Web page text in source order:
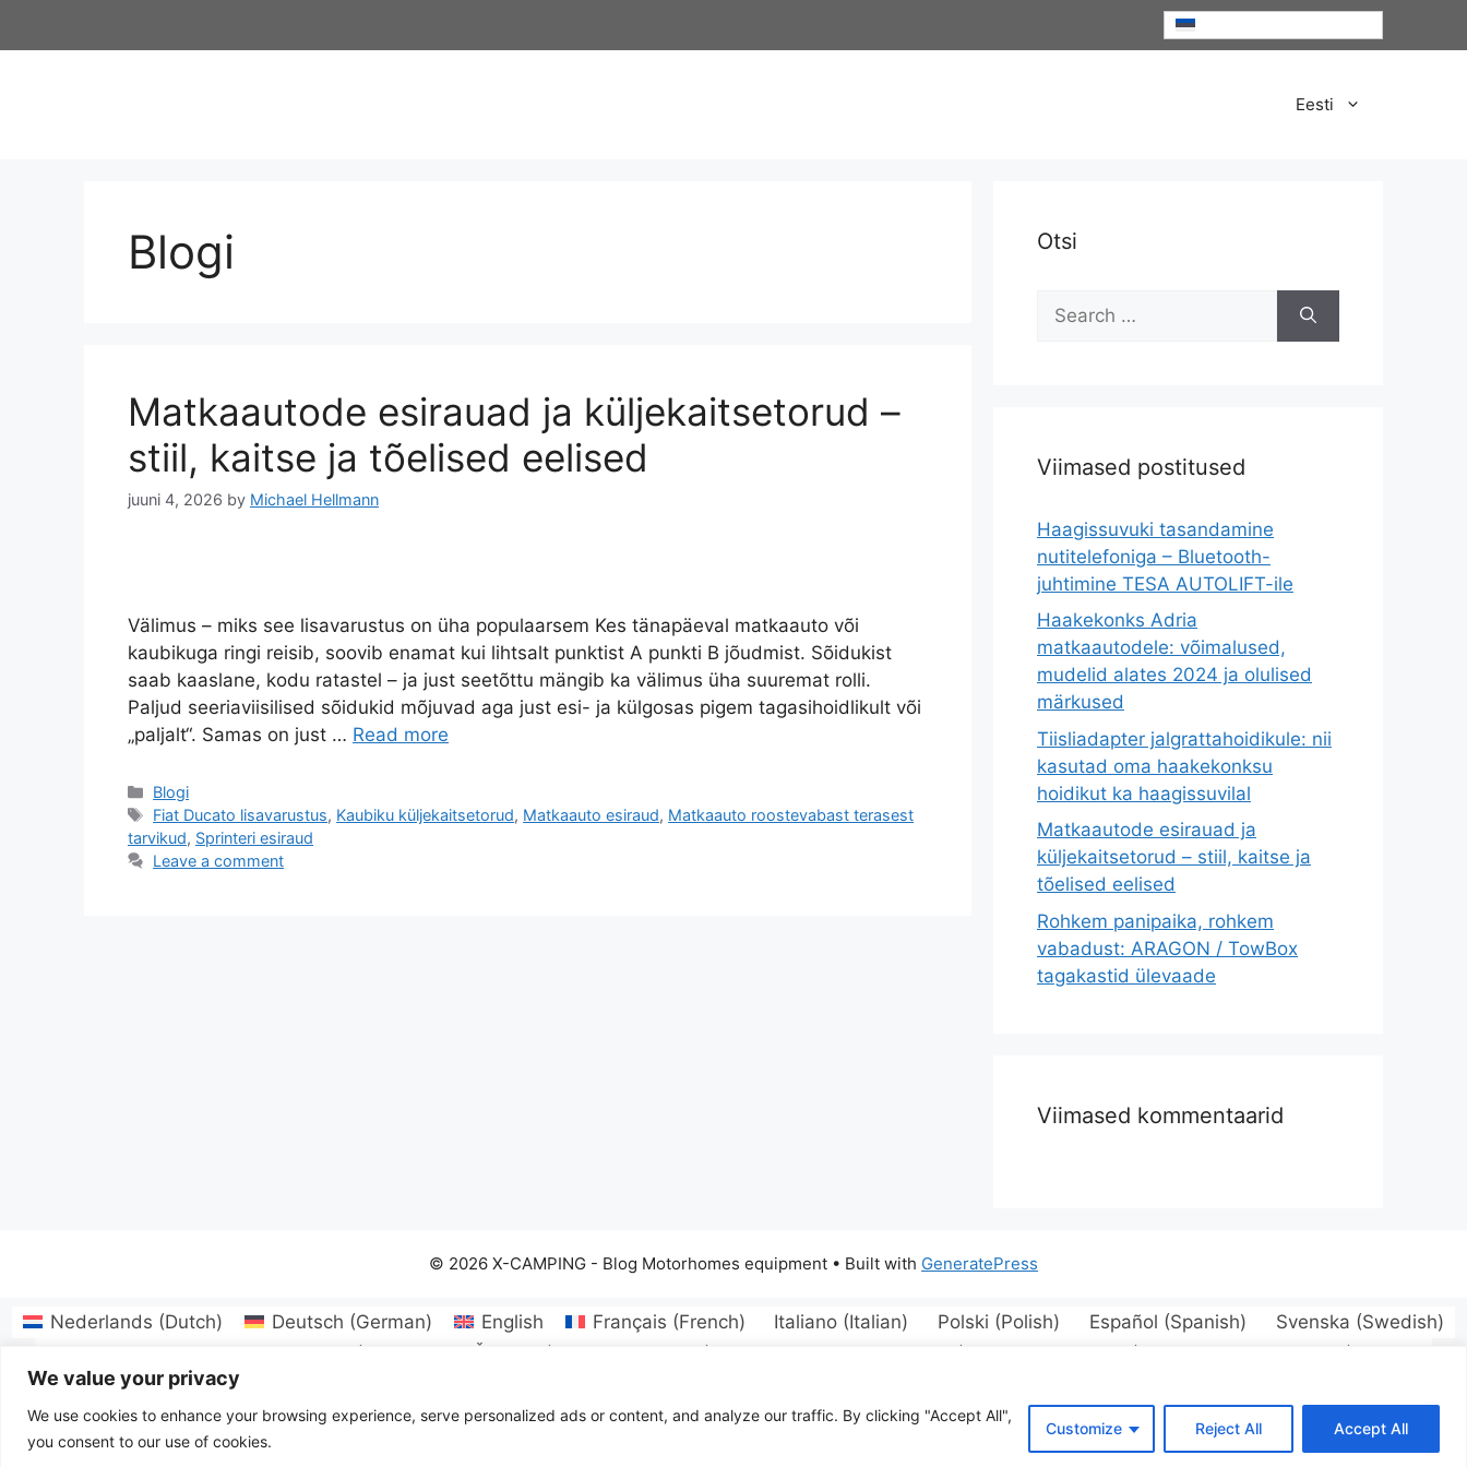
We value your privacy
We use cookies to enhance your browsing experience, serve personalized ads or content, and analyze our traffic. By clicking "Accept All",
you consent to our use of cookies.
Customize Reject All Accept All
Eesti
Blogi
Matkaautode esirauad ja küljekaitsetorud –
stiil, kaitse ja tõelised eelised
juuni 4, 2026 by Michael Hellmann
Välimus – miks see lisavarustus on üha populaarsem Kes tänapäeval matkaauto või
kaubikuga ringi reisib, soovib enamat kui lihtsalt punktist A punkti B jõudmist. Sõidukist
saab kaaslane, kodu ratastel – ja just seetõttu mängib ka välimus üha suuremat rolli.
Paljud seeriaviisilised sõidukid mõjuvad aga just esi- ja külgosas pigem tagasihoidlikult või
„paljalt“. Samas on just … Read more
Categories
Blogi
Tags
Fiat Ducato lisavarustus, Kaubiku küljekaitsetorud, Matkaauto esiraud, Matkaauto roostevabast terasest
tarvikud, Sprinteri esiraud
Leave a comment
Otsi
for:
Viimased postitused
Haagissuvuki tasandamine
nutitelefoniga – Bluetooth-
juhtimine TESA AUTOLIFT-ile
Haakekonks Adria
matkaautodele: võimalused,
mudelid alates 2024 ja olulised
märkused
Tiisliadapter jalgrattahoidikule: nii
kasutad oma haakekonksu
hoidikut ka haagissuvilal
Matkaautode esirauad ja
küljekaitsetorud – stiil, kaitse ja
tõelised eelised
Rohkem panipaika, rohkem
vabadust: ARAGON / TowBox
tagakastid ülevaade
Viimased kommentaarid
© 2026 X-CAMPING - Blog Motorhomes equipment • Built with GeneratePress
Nederlands (Dutch) Deutsch (German) English Français (French) Italiano (Italian) Polski (Polish) Español (Spanish) Svenska (Swedish)
( Čeština ( ( (Finnish ( (
Lietuvių(Lithuanian
Slovenčina( Slovak) Türkçe(Turkish) Українська (Ukrainian